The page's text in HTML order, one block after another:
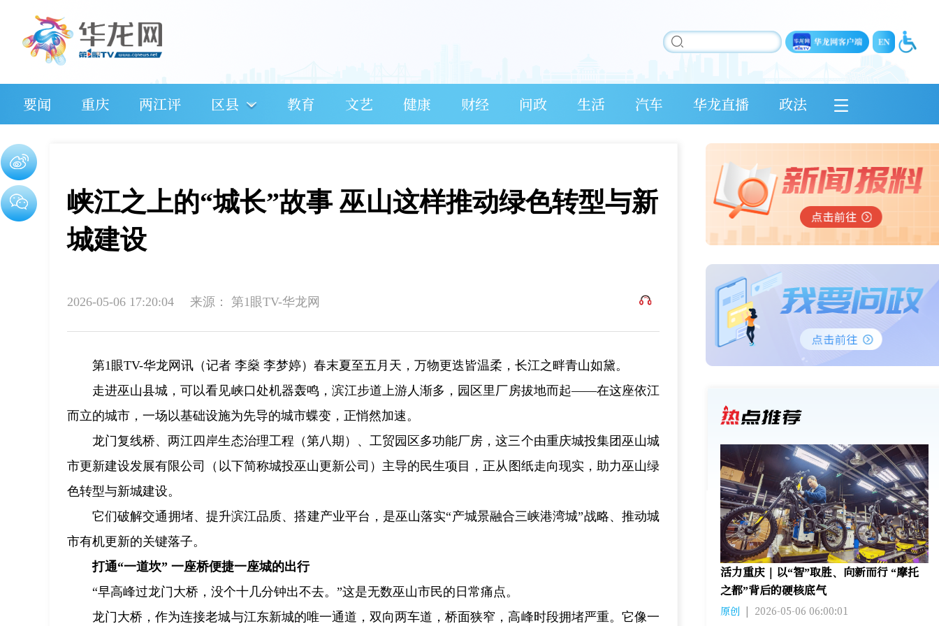
要闻 重庆 两江评 区县 教育 文艺 健康 财经 问政 生活 汽车 华龙直播 政法
峡江之上的“城长”故事 巫山这样推动绿色转型与新
城建设
2026-05-06 17:20:04 来源： 第1眼TV-华龙网
第1眼TV-华龙网讯（记者 李燊 李梦婷）春末夏至五月天，万物更迭皆温柔，长江之畔青山如黛。
走进巫山县城，可以看见峡口处机器轰鸣，滨江步道上游人渐多，园区里厂房拔地而起——在这座依江
而立的城市，一场以基础设施为先导的城市蝶变，正悄然加速。
龙门复线桥、两江四岸生态治理工程（第八期）、工贸园区多功能厂房，这三个由重庆城投集团巫山城
市更新建设发展有限公司（以下简称城投巫山更新公司）主导的民生项目，正从图纸走向现实，助力巫山绿
色转型与新城建设。
它们破解交通拥堵、提升滨江品质、搭建产业平台，是巫山落实“产城景融合三峡港湾城”战略、推动城
市有机更新的关键落子。
打通“一道坎” 一座桥便捷一座城的出行
“早高峰过龙门大桥，没个十几分钟出不去。”这是无数巫山市民的日常痛点。
龙门大桥，作为连接老城与江东新城的唯一通道，双向两车道，桥面狭窄，高峰时段拥堵严重。它像一
活力重庆｜以“智”取胜、向新而行 “摩托
之都”背后的硬核底气
原创 | 2026-05-06 06:00:01